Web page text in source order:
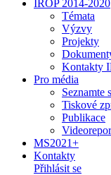
IROP 2014-2020
Témata
Výzvy
Projekty
Kontakty
Pro média
Seznamte
Tiskové
Publikace
MS2021+
Kontakty
Přihlásit se